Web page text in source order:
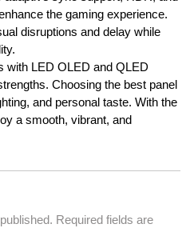
the gaming experience.
disruptions and delay while
with LED OLED and QLED
Choosing the best panel
and personal taste. With the
a smooth, vibrant, and
Required fields are